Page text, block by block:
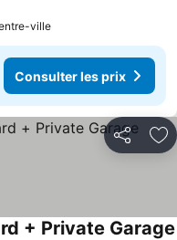
ville
Consulter les prix
Partager
+ Private Garage